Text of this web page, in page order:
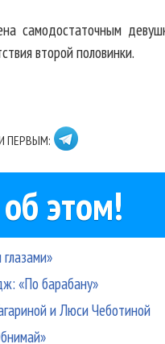
самодостаточным
второй половинки.
ПЕРВЫМ:
этом!
«По барабану»
и Люси Чеботиной